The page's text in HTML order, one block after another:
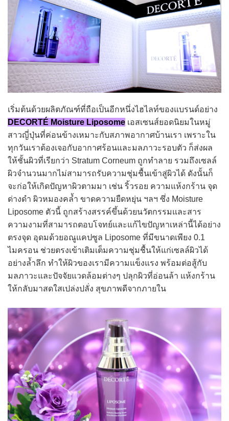
เริ่มต้นด้วยผลิตภัณฑ์ที่ถือเป็นอีกหนึ่งไฮไลท์ของแบรนด์อย่าง
DECORTÉ Moisture Liposome เอสเซนส์ยอดนิยมในหมู่
สาวญี่ปุ่นที่ค่อนข้างเหมาะกับสภาพอากาศบ้านเรา เพราะใน
ทุกวันเราต้องเจอกับอากาศร้อนและมลภาวะรอบตัว ก็ส่งผล
ให้ชั้นผิวที่เรียกว่า Stratum Corneum ถูกทำลาย รวมถึงเซลล์
ผิวจำนวนมากไม่สามารถรับความชุ่มชื้นเข้าสู่ผิวได้ ดังนั้นก็
จะก่อให้เกิดปัญหาผิวตามมา เช่น ริ้วรอย ความแห้งกร้าน จุด
ด่างดำ ผิวหมองคล้ำ ขาดความยืดหยุ่น ฯลฯ ซึ่ง Moisture
Liposome ตัวนี้ ถูกสร้างสรรค์ขึ้นด้วยนวัตกรรมและสาร
ความงามที่สามารถตอบโจทย์และแก้ไขปัญหาเหล่านี้ได้อย่าง
ตรงจุด อุดมด้วยอณูแคปซูล Liposome ที่มีขนาดเพียง 0.1
ไมครอน ช่วยตรงเข้าเติมเต็มความชุ่มชื้นให้แก่เซลล์ผิวได้
อย่างล้ำลึก ทำให้ผิวของเรามีความแข็งแรง พร้อมต่อสู้กับ
มลภาวะและปัจจัยแวดล้อมต่างๆ ปลุกผิวที่อ่อนล้า แห้งกร้าน
ให้กลับมาสดใสเปล่งปลั่ง สุขภาพดีจากภายใน